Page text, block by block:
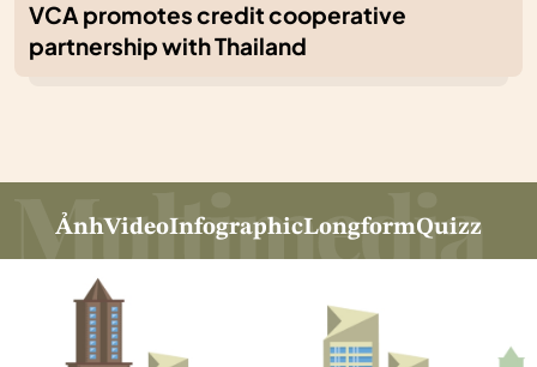
VCA promotes credit cooperative
partnership with Thailand
ẢnhVideoInfographicLongformQuizz